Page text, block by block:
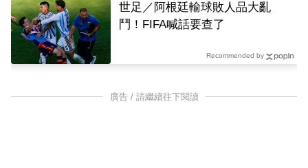
世足／阿根廷輸球敗人品大亂
鬥！FIFA喊話要查了
Recommended by
廣告 / 請繼續往下閱讀